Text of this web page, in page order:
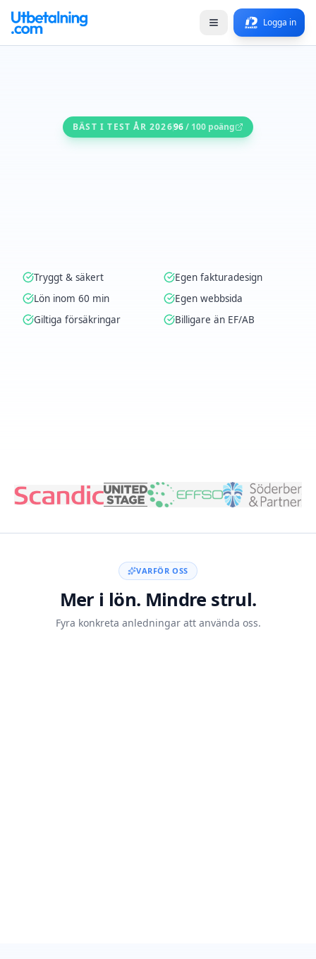
Logga in
BÄST I TEST ÅR 202696/ 100 poäng
Tryggt & säkert
Egen fakturadesign
Lön inom 60 min
Egen webbsida
Giltiga försäkringar
Billigare än EF/AB
VARFÖR OSS
Mer i lön. Mindre strul.
Fyra konkreta anledningar att använda oss.